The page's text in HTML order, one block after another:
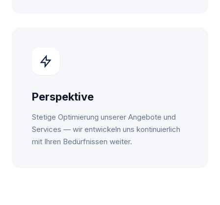
Perspektive
Stetige Optimierung unserer Angebote und
Services — wir entwickeln uns kontinuierlich
mit Ihren Bedürfnissen weiter.